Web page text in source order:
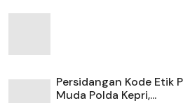
Persidangan Kode Etik
Muda Polda Kepri,...